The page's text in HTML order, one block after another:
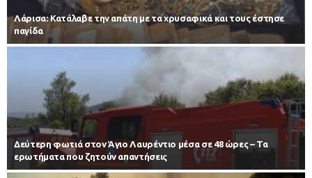
Λάρισα: Κατάλαβε την απάτη με τα χρυσαφικά και τους έστησε
παγίδα
Δεύτερη φωτιά στον Άγιο Λαυρέντιο μέσα σε 48 ώρες – Τα
ερωτήματα που ζητούν απαντήσεις